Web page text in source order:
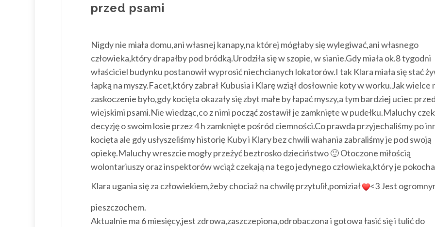
przed psami
Nigdy nie miała domu,ani własnej kanapy,na której mógłaby się wylegiwać,ani własnego
człowieka,który drapałby pod bródką.Urodziła się w szopie, w sianie.Gdy miała ok.8 tygodni
właściciel budynku postanowił wyprosić niechcianych lokatorów.I tak Klara miała się stać
łapką na myszy.Facet,który zabrał Kubusia i Klarę wziął dosłownie koty w worku.Jak wielce
zaskoczenie było,gdy kocięta okazały się zbyt małe byłapać myszy,a tym bardziej uciec przed
wiejskimi psami.Nie wiedząc,co z nimi począć zostawił je zamknięte w pudełku.Maluchy
decyzję o swoim losie przez 4 h zamknięte pośród ciemności.Co prawda przyjechaliśmy po
kocięta ale gdy usłyszeliśmy historię Kuby i Klary bez chwili wahania zabraliśmy je pod swoją
opiekę.Maluchy wreszcie mogły przeżyć beztrosko dzieciństwo🙂Otoczone miłością
wolontariuszy oraz inspektorów wciąż czekają na tego jedynego człowieka,który je
Klara ugania się za człowiekiem,żeby chociaż na chwilę przytulił,pomiział
<3Jest
pieszczochem.
Aktualnie ma 6 miesięcy,jest zdrowa,zaszczepiona,odrobaczona i gotowa łasić się i tulić do